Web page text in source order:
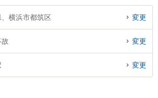
彰弁護士や港北つばき法律事務所の椿 良和弁護士、都
事務所の塚田 雅久弁護士のプロフィール情報や弁護士
護士を検索したい』『初回相談無料で交通事故を法律
内の弁護士に相談予約したい』などでお困りの相談者
横浜市都筑区 変更
変更
変更